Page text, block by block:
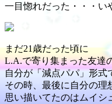
一目惚れだった・・・い
まだ21歳だった頃に
L.A.で寄り集まった友達
自分が「減点パパ」形式
その時、最後に自分の理
思い描いてたのはムイシ